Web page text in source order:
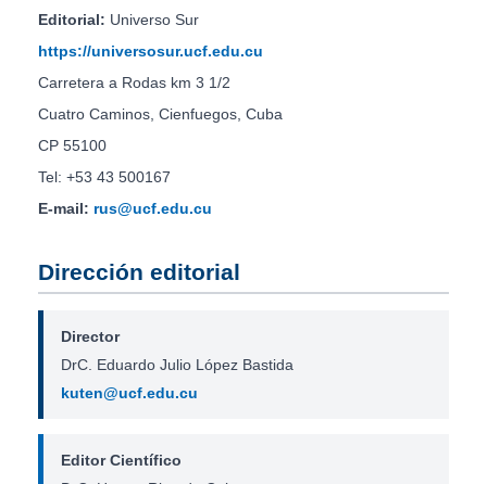
Editorial: Universo Sur
https://universosur.ucf.edu.cu
Carretera a Rodas km 3 1/2
Cuatro Caminos, Cienfuegos, Cuba
CP 55100
Tel: +53 43 500167
E-mail: rus@ucf.edu.cu
Dirección editorial
Director
DrC. Eduardo Julio López Bastida
kuten@ucf.edu.cu
Editor Científico